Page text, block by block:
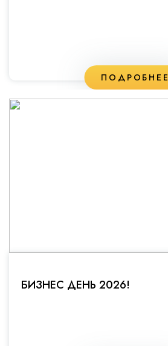
ПОДРОБНЕЕ
БИЗНЕС ДЕНЬ 2026!